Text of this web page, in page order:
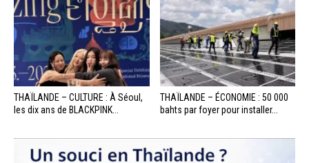
THAÏLANDE – CULTURE : À Séoul,
les dix ans de BLACKPINK...
THAÏLANDE – ÉCONOMIE : 50 000
bahts par foyer pour installer...